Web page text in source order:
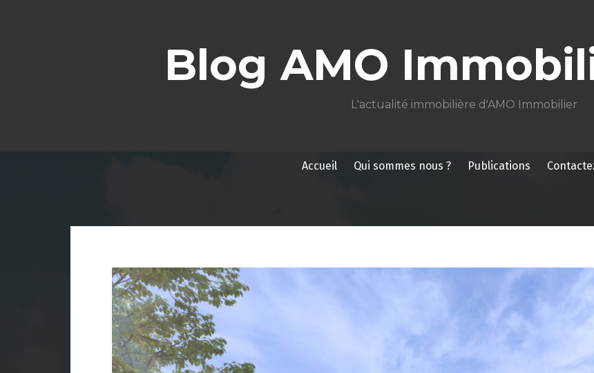
Blog AMO
L'actualité immobilière d'AMO Immobilier
Accueil Qui sommes nous ? Publications